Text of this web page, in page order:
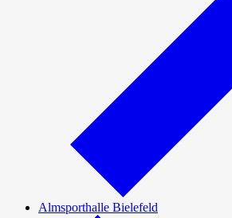
Almsporthalle Bielefeld